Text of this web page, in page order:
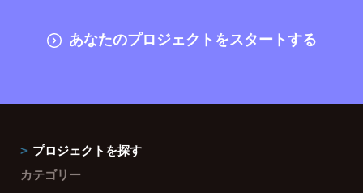
あなたのプロジェクトをスタートする
プロジェクトを探す
カテゴリー